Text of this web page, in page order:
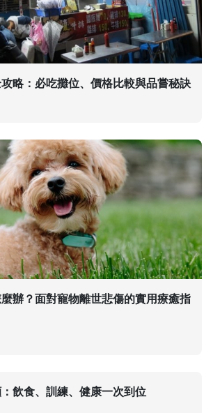
略：必吃攤位、價格比較與品嘗秘訣
辦？面對寵物離世悲傷的實用療癒指
飲食、訓練、健康一次到位